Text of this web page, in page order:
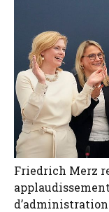
Friedrich Merz
d’administration